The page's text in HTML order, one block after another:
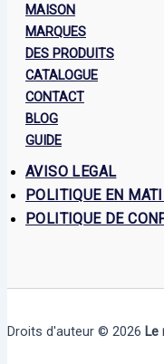
MAISON
MARQUES
DES PRODUITS
CATALOGUE
CONTACT
BLOG
GUIDE
AVISO LEGAL
POLITIQUE EN
POLITIQUE DE
Droits d'auteur © 2026 Le